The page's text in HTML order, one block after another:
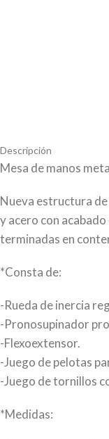
Descripción
Mesa de manos
Nueva estructura
y acero con
terminadas en
*Consta de:
-Rueda de inercia
-Pronosupinador
-Flexoextensor.
-Juego de pelotas
-Juego de tornillos
*Medidas: